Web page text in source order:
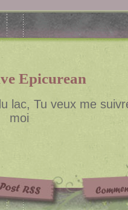
Epicurean
lac, Tu veux me
moi